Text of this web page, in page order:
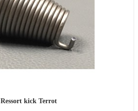
Ressort kick Terrot